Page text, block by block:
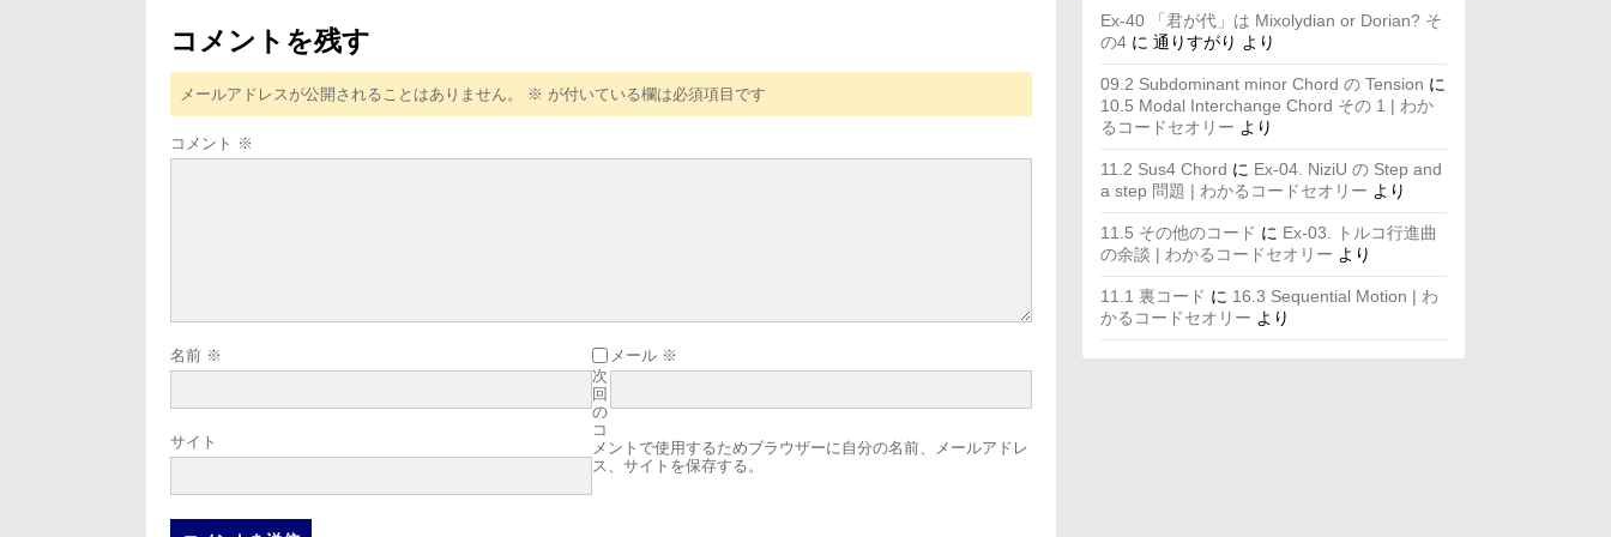
ン
コメントを残す
メールアドレスが公開されることはありません。 ※ が付いている欄は必須項目です
コメント ※
名前 ※ メール ※
サイト
次
回
の
コ
メントで使用するためブラウザーに自分の名前、メールアドレ
ス、サイトを保存する。
Ex-40 「君が代」は Mixolydian or Dorian? そ
の4 に 通りすがり より
09.2 Subdominant minor Chord の Tension に
10.5 Modal Interchange Chord その 1 | わか
るコードセオリー より
11.2 Sus4 Chord に Ex-04. NiziU の Step and
a step 問題 | わかるコードセオリー より
11.5 その他のコード に Ex-03. トルコ行進曲
の余談 | わかるコードセオリー より
11.1 裏コード に 16.3 Sequential Motion | わ
かるコードセオリー より